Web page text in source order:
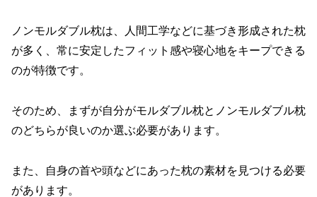
ノンモルダブル枕は、人間工学などに基づき形成された枕
が多く、常に安定したフィット感や寝心地をキープできる
のが特徴です。
そのため、まずが自分がモルダブル枕とノンモルダブル枕
のどちらが良いのか選ぶ必要があります。
また、自身の首や頭などにあった枕の素材を見つける必要
があります。